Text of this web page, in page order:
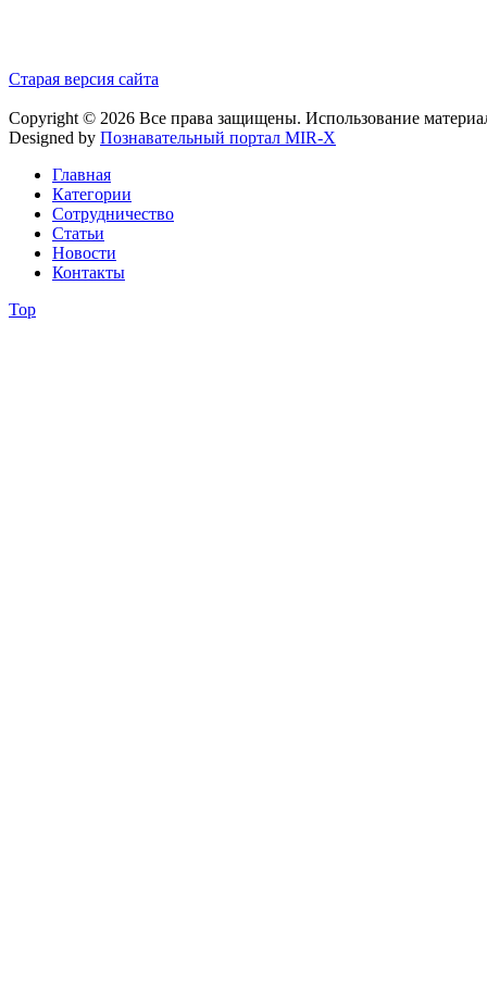
Старая версия сайта
Copyright © 2026 Все права защищены. Использование
Designed by Познавательный портал MIR-X
Главная
Категории
Сотрудничество
Статьи
Новости
Контакты
Top